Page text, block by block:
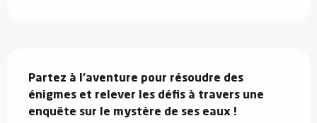
Partez à l'aventure pour résoudre des
énigmes et relever les défis à travers une
enquête sur le mystère de ses eaux !